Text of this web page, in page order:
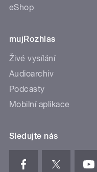
eShop
mujRozhlas
Živé vysílání
Audioarchiv
Podcasty
Mobilní aplikace
Sledujte nás